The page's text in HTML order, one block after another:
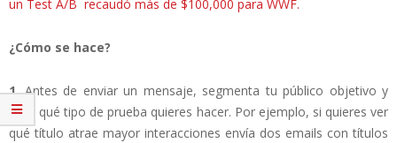
un Test A/B recaudó más de $100,000 para WWF.
¿Cómo se hace?
1. Antes de enviar un mensaje, segmenta tu público objetivo y
elige qué tipo de prueba quieres hacer. Por ejemplo, si quieres ver
qué título atrae mayor interacciones envía dos emails con títulos